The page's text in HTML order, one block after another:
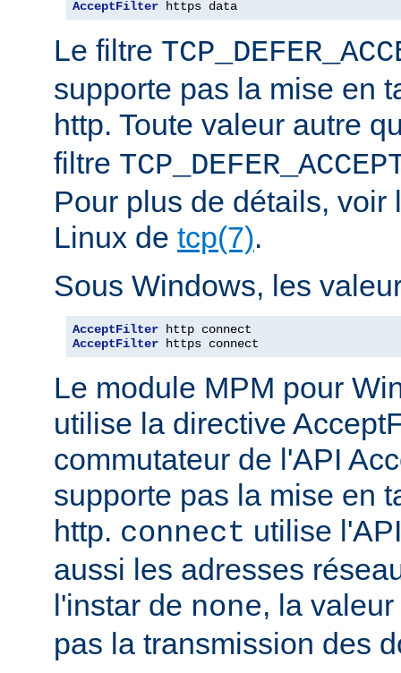
AcceptFilter https data
Le filtre
supporte pas la mise en
http. Toute valeur autre
filtre
Pour plus de détails, voir
Linux de tcp(7).
Sous Windows, les
AcceptFilter
AcceptFilter https connect
Le module MPM pour
utilise la directive
commutateur de l'API
supporte pas la mise en
http. connect utilise
aussi les adresses
l'instar de none, la valeur
pas la transmission des